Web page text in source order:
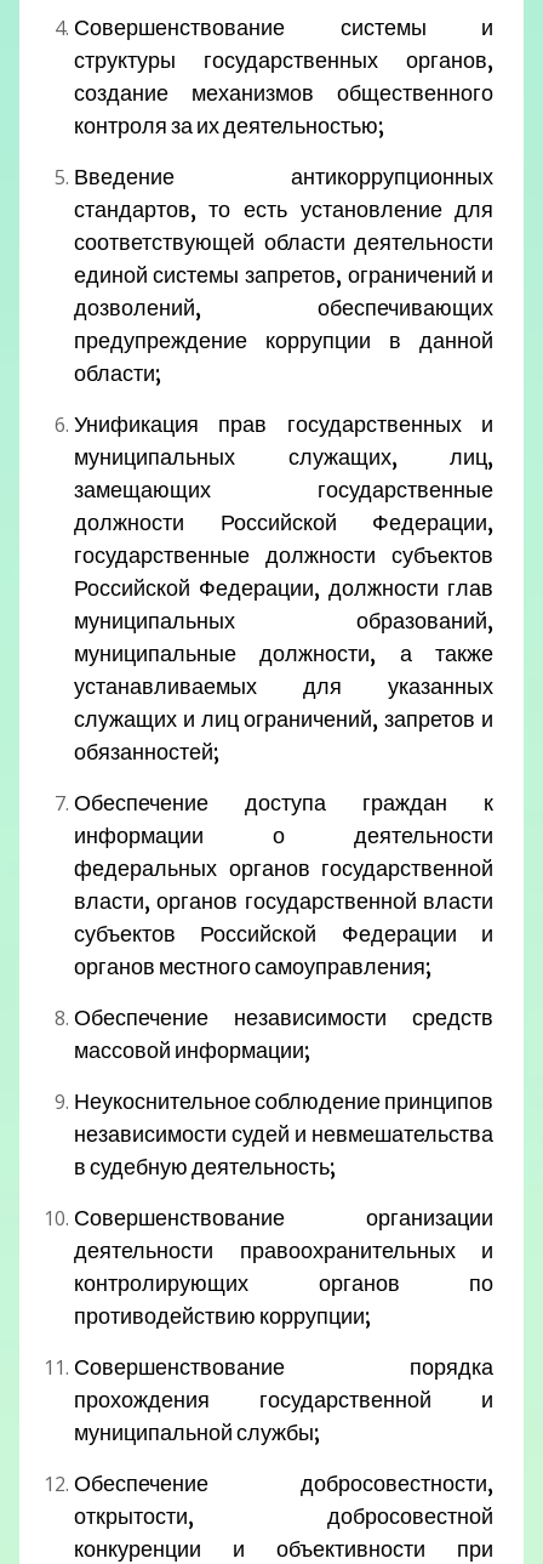
Совершенствование системы и
структуры государственных органов,
создание механизмов общественного
контроля за их деятельностью;
Введение антикоррупционных
стандартов, то есть установление для
соответствующей области деятельности
единой системы запретов, ограничений и
дозволений, обеспечивающих
предупреждение коррупции в данной
области;
Унификация прав государственных и
муниципальных служащих, лиц,
замещающих государственные
должности Российской Федерации,
государственные должности субъектов
Российской Федерации, должности глав
муниципальных образований,
муниципальные должности, а также
устанавливаемых для указанных
служащих и лиц ограничений, запретов и
обязанностей;
Обеспечение доступа граждан к
информации о деятельности
федеральных органов государственной
власти, органов государственной власти
субъектов Российской Федерации и
органов местного самоуправления;
Обеспечение независимости средств
массовой информации;
Неукоснительное соблюдение принципов
независимости судей и невмешательства
в судебную деятельность;
Совершенствование организации
деятельности правоохранительных и
контролирующих органов по
противодействию коррупции;
Совершенствование порядка
прохождения государственной и
муниципальной службы;
Обеспечение добросовестности,
открытости, добросовестной
конкуренции и объективности при